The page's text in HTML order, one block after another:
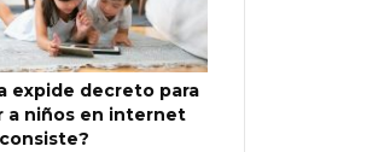
expide decreto para
a niños en internet